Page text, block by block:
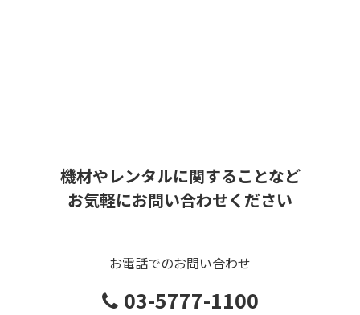
機材やレンタルに関することなど
お気軽にお問い合わせください
お電話でのお問い合わせ
03-5777-1100